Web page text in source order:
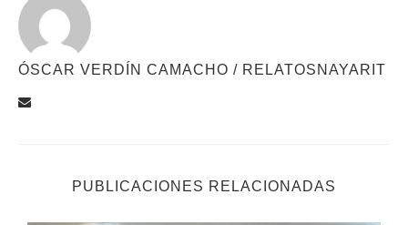
ÓSCAR VERDÍN CAMACHO / RELATOSNAYARIT
PUBLICACIONES RELACIONADAS